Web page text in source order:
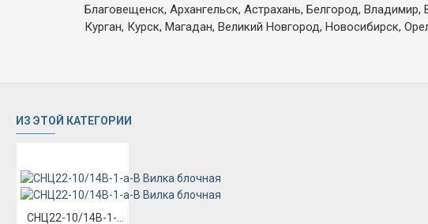
Благовещенск, Архангельск, Астрахань, Белгород,
Курган, Курск, Магадан, Великий Новгород, Новосибирск,
ИЗ ЭТОЙ КАТЕГОРИИ